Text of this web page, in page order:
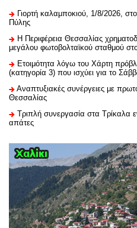
Γιορτή καλαμποκιού, 1/8/2026,
Πύλης
H Περιφέρεια Θεσσαλίας
μεγάλου φωτοβολταϊκού σταθμού
Ετοιμότητα λόγω του Χάρτη
(κατηγορία 3) που ισχύει για το
Αναπτυξιακές συνέργειες με
Θεσσαλίας
Τριπλή συνεργασία στα Τρίκαλα
απάτες